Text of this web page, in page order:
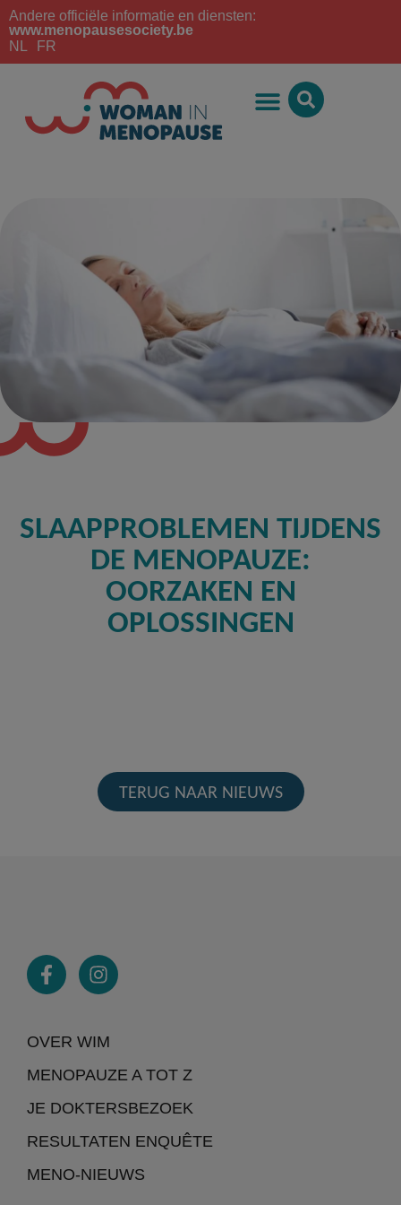
Andere officiële informatie en diensten:
www.menopausesociety.be
NL
FR
SLAAPPROBLEMEN TIJDENS
DE MENOPAUZE:
OORZAKEN EN
OPLOSSINGEN
TERUG NAAR NIEUWS
OVER WIM
MENOPAUZE A TOT Z
JE DOKTERSBEZOEK
RESULTATEN ENQUÊTE
MENO-NIEUWS